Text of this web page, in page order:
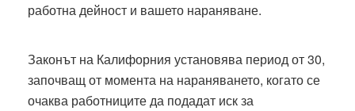
работна дейност и вашето нараняване.
Законът на Калифорния установява период от 30,
започващ от момента на нараняването, когато се
очаква работниците да подадат иск за